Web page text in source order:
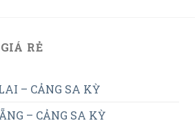
RẺ
– CẢNG SA KỲ
– CẢNG SA KỲ